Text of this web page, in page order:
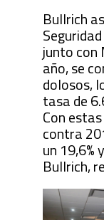
Bullrich
junto con
año, se
dolosos,
tasa de
Con
contra
un 19,6%
Bullrich,